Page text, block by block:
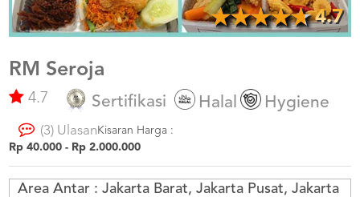
US
CATERERS
TERMS
&
CONDITIONS
CALL
CENTER
3494
4.7
RM Seroja
4.7 Sertifikasi Halal Hygiene
(3) Ulasan Kisaran Harga :
Rp 40.000 - Rp 2.000.000
Area Antar : Jakarta Barat, Jakarta Pusat, Jakarta